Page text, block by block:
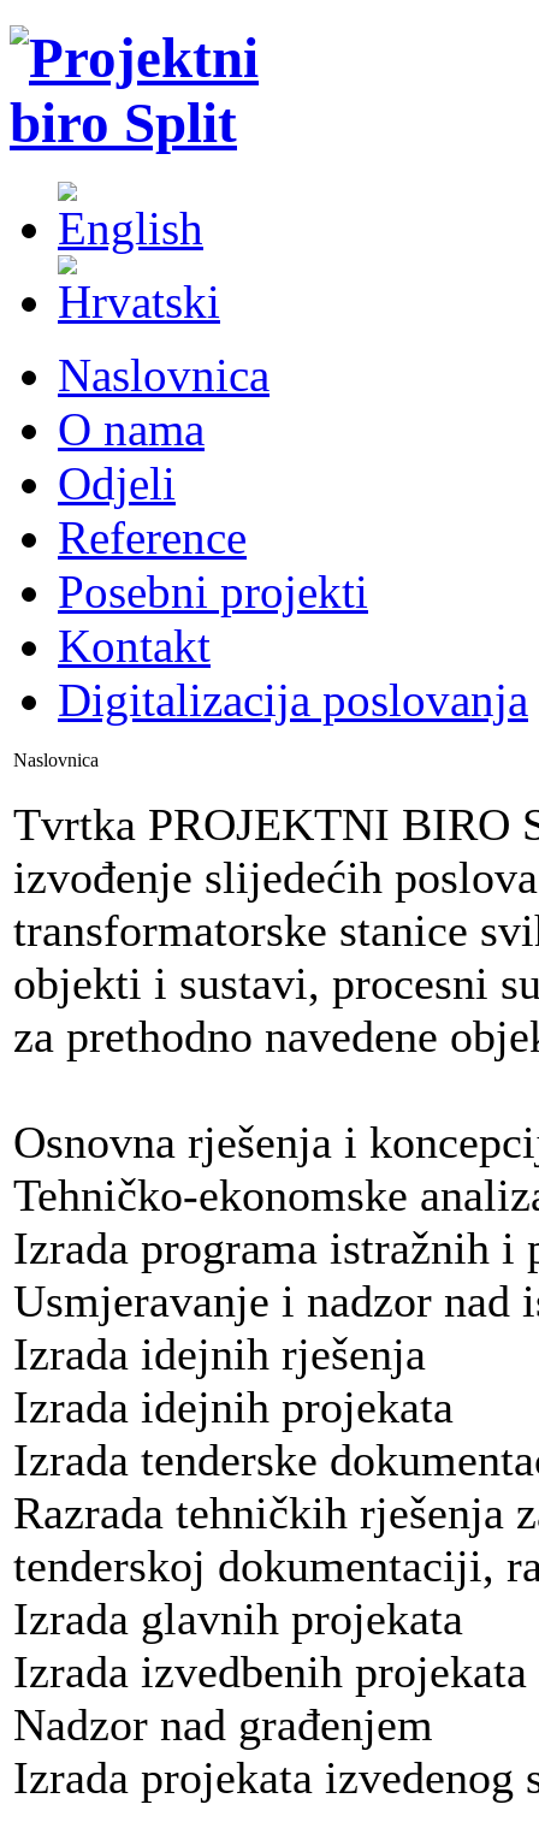
Naslovnica
O nama
Odjeli
Reference
Posebni projekti
Kontakt
Digitalizacija poslovanja
Naslovnica
Tvrtka PROJEKTNI BIRO
izvođenje slijedećih
transformatorske stanice
objekti i sustavi, procesni
za prethodno navedene
Osnovna rješenja i
Tehničko-ekonomske
Izrada programa istražnih i
Usmjeravanje i nadzor nad
Izrada idejnih rješenja
Izrada idejnih projekata
Izrada tenderske
Razrada tehničkih rješenja
tenderskoj dokumentaciji,
Izrada glavnih projekata
Izrada izvedbenih projekata
Nadzor nad građenjem
Izrada projekata izvedenog